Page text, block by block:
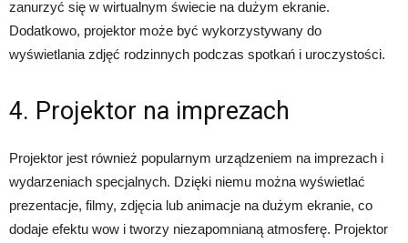
zanurzyć się w wirtualnym świecie na dużym ekranie.
Dodatkowo, projektor może być wykorzystywany do
wyświetlania zdjęć rodzinnych podczas spotkań i uroczystości.
4. Projektor na imprezach
Projektor jest również popularnym urządzeniem na imprezach i
wydarzeniach specjalnych. Dzięki niemu można wyświetlać
prezentacje, filmy, zdjęcia lub animacje na dużym ekranie, co
dodaje efektu wow i tworzy niezapomnianą atmosferę. Projektor